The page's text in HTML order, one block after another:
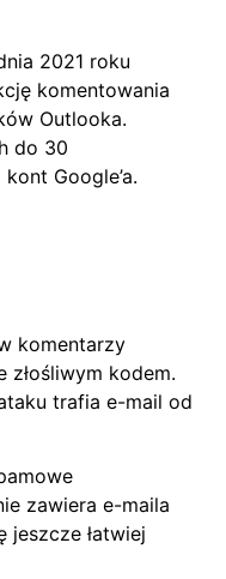
2021 roku
komentowania
Outlooka.
do 30
Google’a.
komentarzy
złośliwym kodem.
trafia e-mail od
zawiera e-maila
łatwiej